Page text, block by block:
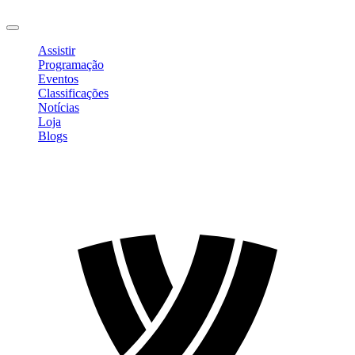
Assistir
Programação
Eventos
Classificações
Notícias
Loja
Blogs